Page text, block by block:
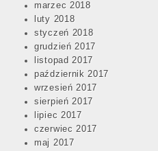
marzec 2018
luty 2018
styczeń 2018
grudzień 2017
listopad 2017
październik 2017
wrzesień 2017
sierpień 2017
lipiec 2017
czerwiec 2017
maj 2017